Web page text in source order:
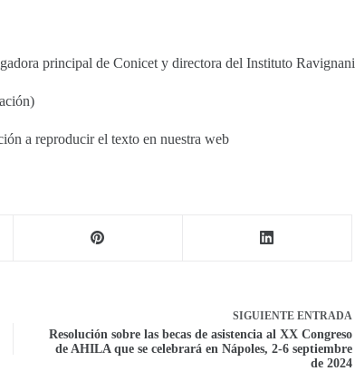
principal de Conicet y directora del Instituto Ravignani
a reproducir el texto en nuestra web
SIGUIENTE ENTRADA
Resolución sobre las becas de asistencia al XX Congreso
de AHILA que se celebrará en Nápoles, 2-6 septiembre
de 2024